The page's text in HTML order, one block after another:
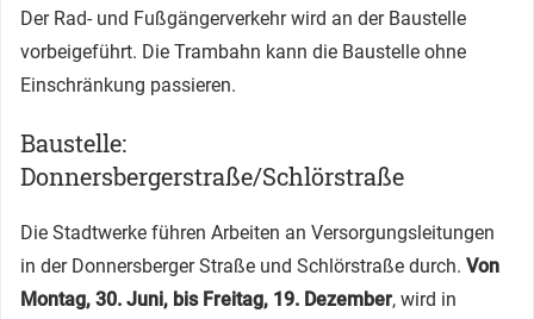
Der Rad- und Fußgängerverkehr wird an der Baustelle
vorbeigeführt. Die Trambahn kann die Baustelle ohne
Einschränkung passieren.
Baustelle:
Donnersbergerstraße/Schlörstraße
Die Stadtwerke führen Arbeiten an Versorgungsleitungen
in der Donnersberger Straße und Schlörstraße durch. Von
Montag, 30. Juni, bis Freitag, 19. Dezember, wird in